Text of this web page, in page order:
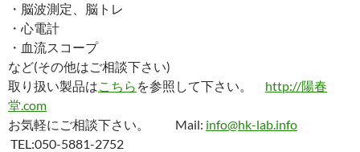
・脳波測定、脳トレ
・心電計
・血流スコープ
など(その他はご相談下さい)
取り扱い製品はこちら を参照して下さい。 http://陽春
堂.com
お気軽にご相談下さい。 Mail: info@hk-lab.info
TEL:050-5881-2752